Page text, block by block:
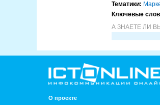
Тематики:
Ключевые
А ЗНАЕТЕ ЛИ
О проекте